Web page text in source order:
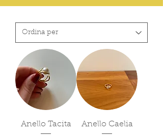
Anello Tacita Anello Caelia